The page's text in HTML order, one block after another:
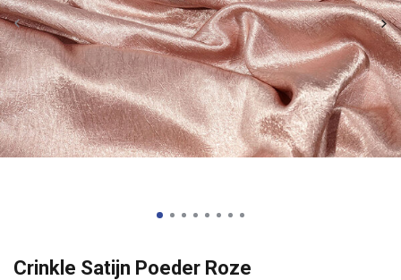
Crinkle Satijn Poeder Roze